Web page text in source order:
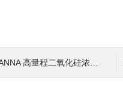
高量程二氧化硅浓度测定仪